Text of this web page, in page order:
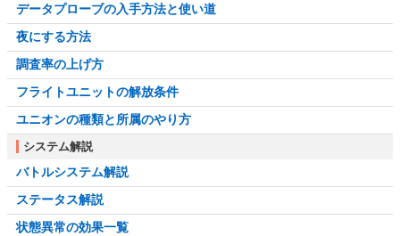
データプローブの入手方法と使い道
夜にする方法
調査率の上げ方
フライトユニットの解放条件
ユニオンの種類と所属のやり方
システム解説
バトルシステム解説
ステータス解説
状態異常の効果一覧